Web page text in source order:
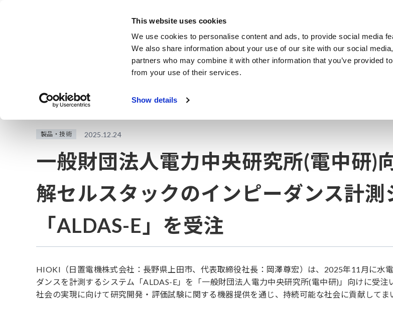
This website uses cookies
We use cookies to personalise content and ads, to provide social media
We also share information about your use of our site with our social
partners who may combine it with other information that you’ve provided
from your use of their services.
Show details
製品・サービス
製品 業種・ソリューション
製品・技術 2025.12.24
一般財団法人電力中央研究所(電中研)
解セルスタックのインピーダンス計測
「ALDAS-E」を受注
HIOKI（日置電機株式会社：長野県上田市、代表取締役社長：岡澤尊宏）は、2025年11月に水
ダンスを計測するシステム「ALDAS-E」を「一般財団法人電力中央研究所(電中研)」向けに受注
社会の実現に向けて研究開発・評価試験に関する機器提供を通じ、持続可能な社会に貢献してま